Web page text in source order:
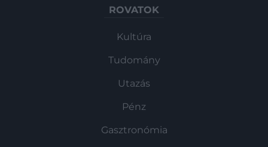
ROVATOK
Kultúra
Tudomány
Utazás
Pénz
Gasztronómia